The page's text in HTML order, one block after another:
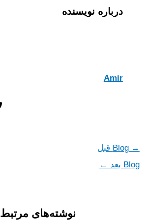
درباره نویسنده
Amir
→ Blog قبل
Blog بعد
←
نوشته‌های مرتبط